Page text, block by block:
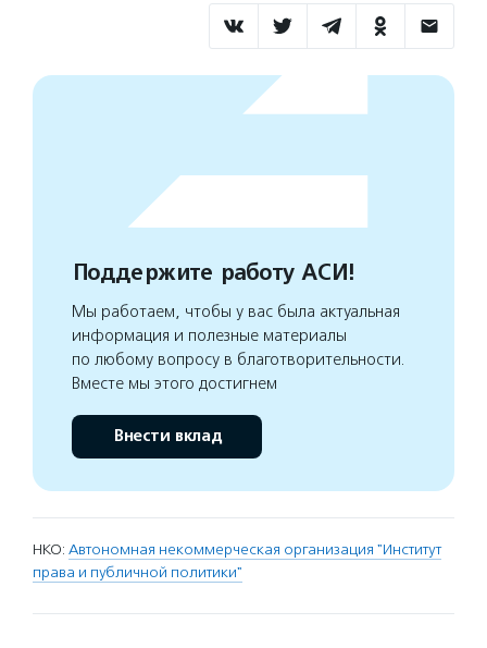
Поддержите работу АСИ!
Мы работаем, чтобы у вас была актуальная
информация и полезные материалы
по любому вопросу в благотворительности.
Вместе мы этого достигнем
Внести вклад
НКО: Автономная некоммерческая организация "Институт
права и публичной политики"